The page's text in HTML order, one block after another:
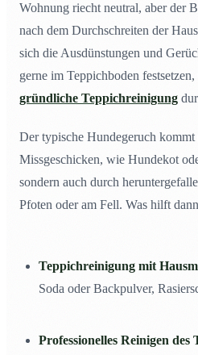
Wohnung riecht neutral, aber der
nach dem Durchschreiten der
sich die Ausdünstungen und
gerne im Teppichboden
gründliche Teppichreinigung
Der typische Hundegeruch
Missgeschicken, wie Hundekot
sondern auch durch
Pfoten oder am Fell. Was hilft
Teppichreinigung mit
Soda oder Backpulver,
Professionelles Reinigen des